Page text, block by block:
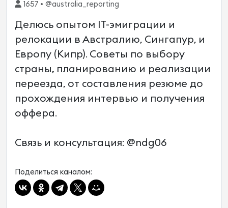
1657 • @australia_reporting
Делюсь опытом IT-эмиграции и
релокации в Австралию, Сингапур, и
Европу (Кипр). Советы по выбору
страны, планированию и реализации
переезда, от составления резюме до
прохождения интервью и получения
оффера.
Связь и консультация: @ndg06
Поделиться каналом: